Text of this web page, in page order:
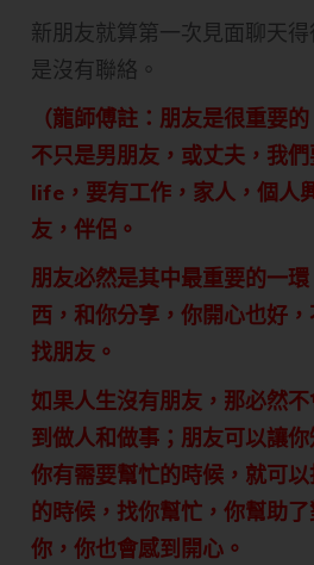
新朋友就算第一次見面聊天
是沒有聯絡。
（龍師傅註：朋友是很重要
不只是男朋友，或丈夫，我
life，要有工作，家人，個人
友，伴侶。
朋友必然是其中最重要的一
西，和你分享，你開心也好
找朋友。
如果人生沒有朋友，那必然
到做人和做事；朋友可以讓你
你有需要幫忙的時候，就可
的時候，找你幫忙，你幫助
你，你也會感到開心。